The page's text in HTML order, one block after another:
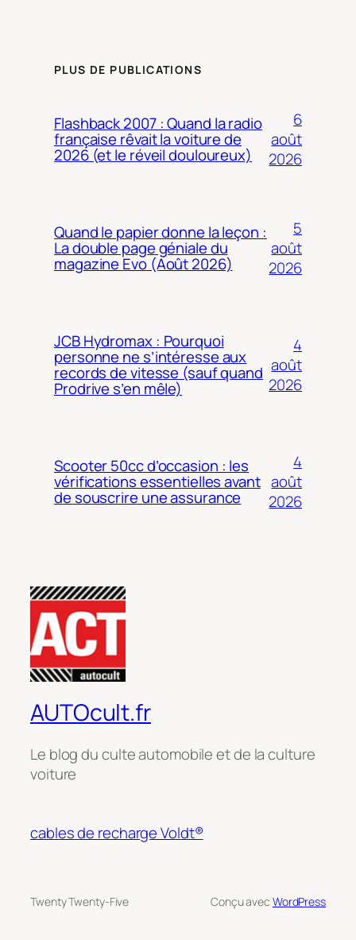
PLUS DE PUBLICATIONS
Flashback 2007 : Quand la radio
française rêvait la voiture de
2026 (et le réveil douloureux)
6
août
2026
Quand le papier donne la leçon :
La double page géniale du
magazine Evo (Août 2026)
5
août
2026
JCB Hydromax : Pourquoi
personne ne s’intéresse aux
records de vitesse (sauf quand
Prodrive s’en mêle)
4
août
2026
Scooter 50cc d’occasion : les
vérifications essentielles avant
de souscrire une assurance
4
août
2026
AUTOcult.fr
Le blog du culte automobile et de la culture
voiture
cables de recharge Voldt®
Twenty Twenty-Five Conçu avec WordPress